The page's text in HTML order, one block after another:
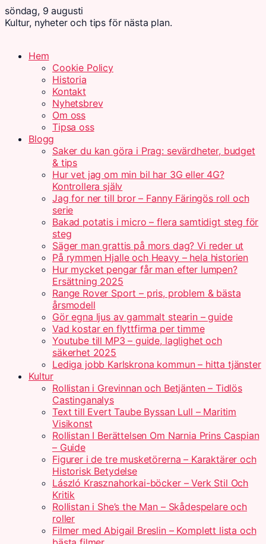
söndag, 9 augusti
Kultur, nyheter och tips för nästa plan.
Hem
Cookie Policy
Historia
Kontakt
Nyhetsbrev
Om oss
Tipsa oss
Blogg
Saker du kan göra i Prag: sevärdheter, budget
& tips
Hur vet jag om min bil har 3G eller 4G?
Kontrollera själv
Jag for ner till bror – Fanny Färingös roll och
serie
Bakad potatis i micro – flera samtidigt steg för
steg
Säger man grattis på mors dag? Vi reder ut
På rymmen Hjalle och Heavy – hela historien
Hur mycket pengar får man efter lumpen?
Ersättning 2025
Range Rover Sport – pris, problem & bästa
årsmodell
Gör egna ljus av gammalt stearin – guide
Vad kostar en flyttfirma per timme
Youtube till MP3 – guide, laglighet och
säkerhet 2025
Lediga jobb Karlskrona kommun – hitta tjänster
Kultur
Rollistan i Grevinnan och Betjänten – Tidlös
Castinganalys
Text till Evert Taube Byssan Lull – Maritim
Visikonst
Rollistan I Berättelsen Om Narnia Prins Caspian
– Guide
Figurer i de tre musketörerna – Karaktärer och
Historisk Betydelse
László Krasznahorkai-böcker – Verk Stil Och
Kritik
Rollistan i She’s the Man – Skådespelare och
roller
Filmer med Abigail Breslin – Komplett lista och